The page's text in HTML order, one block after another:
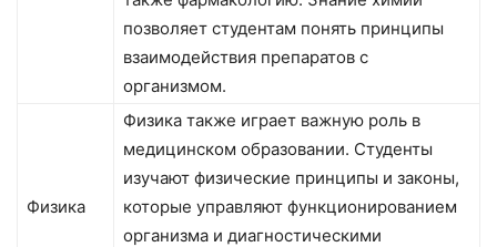
позволяет студентам понять принципы
взаимодействия препаратов с
организмом.
Физика
Физика также играет важную роль в
медицинском образовании. Студенты
изучают физические принципы и законы,
которые управляют функционированием
организма и диагностическими